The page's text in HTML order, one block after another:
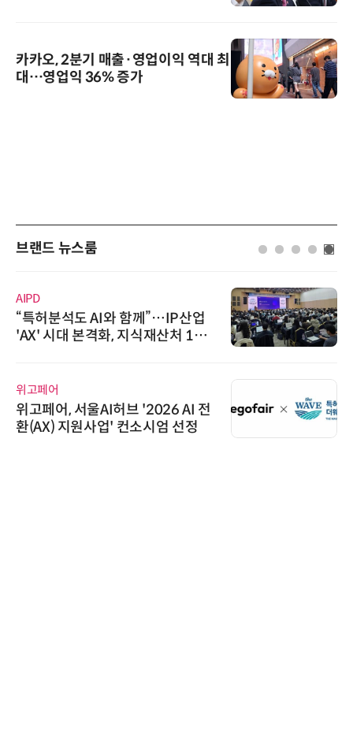
카카오, 2분기 매출·영업이익 역대 최
대…영업익 36% 증가
브랜드 뉴스룸
”…IP산업
산처 1호
AI 전
엄 선정
씨앤에프시스템
씨앤에프시스템, 국민연
산관리서비스에 ALL#
로옴, 업계 최고 수준의